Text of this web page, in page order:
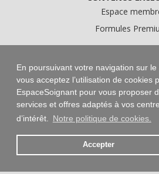
En poursuivant votre navigation sur le
vous acceptez l’utilisation de cookies
EspaceSoignant pour vous proposer
services et offres adaptés à vos
d’intérêt.
Notre politique de cookies.
Accepter
Espace
Formules
Conditions Générales
Données
Conditions Générales
Mentions légales
Droits d'auteur © 2016-2026